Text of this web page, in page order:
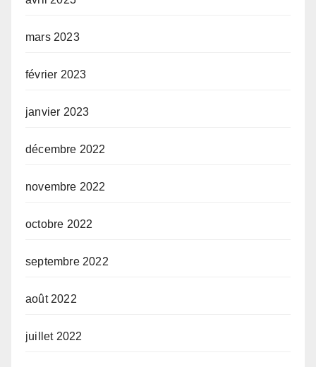
mars 2023
février 2023
janvier 2023
décembre 2022
novembre 2022
octobre 2022
septembre 2022
août 2022
juillet 2022